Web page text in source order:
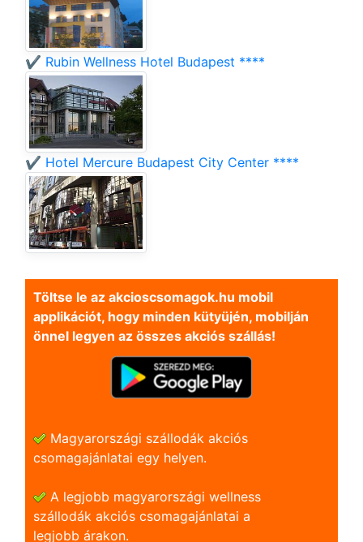
✔️ Rubin Wellness Hotel Budapest ****
✔️ Hotel Mercure Budapest City Center ****
Töltse le az akcioscsomagok.hu mobil
applikációt, hogy minden kütyüjén, mobilján
önnel legyen az összes akciós szállás!
Magyarországi szállodák akciós
csomagajánlatai egy helyen.
A legjobb magyarországi wellness
szállodák akciós csomagajánlatai a
legjobb árakon.